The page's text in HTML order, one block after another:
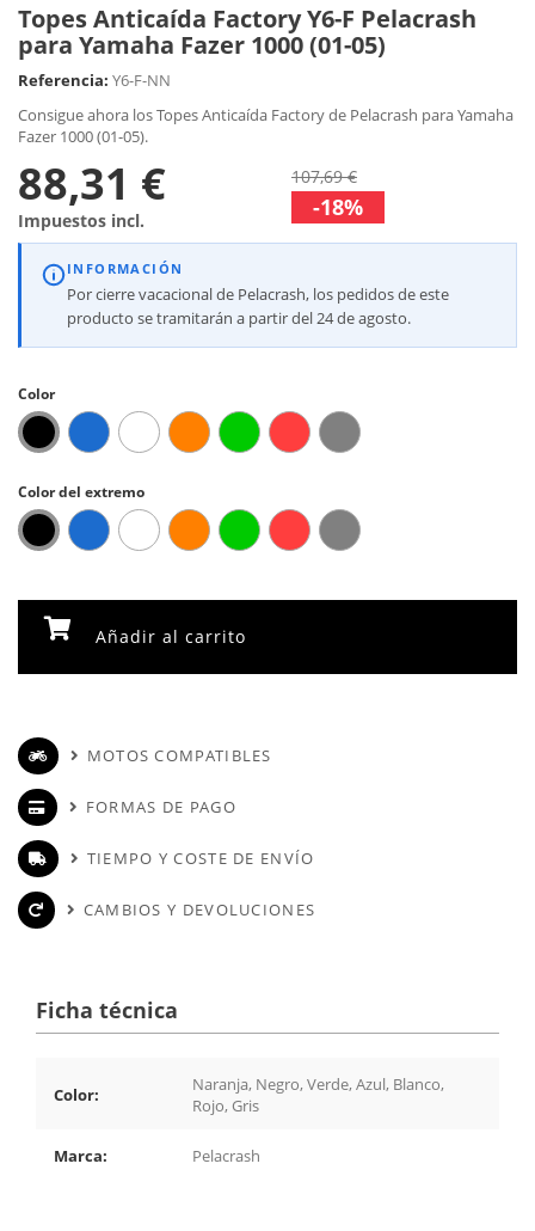
Topes Anticaída Factory Y6-F Pelacrash
para Yamaha Fazer 1000 (01-05)
Referencia: Y6-F-NN
Consigue ahora los Topes Anticaída Factory de Pelacrash para Yamaha
Fazer 1000 (01-05).
88,31 €
Impuestos incl.
107,69 €
-18%
INFORMACIÓN
Por cierre vacacional de Pelacrash, los pedidos de este
producto se tramitarán a partir del 24 de agosto.
Color
Color del extremo
Añadir al carrito
MOTOS COMPATIBLES
FORMAS DE PAGO
TIEMPO Y COSTE DE ENVÍO
CAMBIOS Y DEVOLUCIONES
Ficha técnica
Color:
Naranja, Negro, Verde, Azul, Blanco,
Rojo, Gris
Marca: Pelacrash